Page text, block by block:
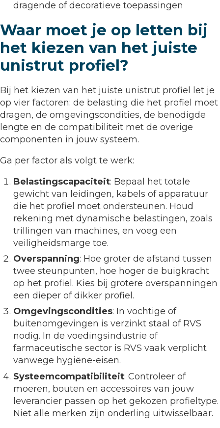
dragende of decoratieve toepassingen
Waar moet je op letten bij
het kiezen van het juiste
unistrut profiel?
Bij het kiezen van het juiste unistrut profiel let je
op vier factoren: de belasting die het profiel moet
dragen, de omgevingscondities, de benodigde
lengte en de compatibiliteit met de overige
componenten in jouw systeem.
Ga per factor als volgt te werk:
Belastingscapaciteit: Bepaal het totale
gewicht van leidingen, kabels of apparatuur
die het profiel moet ondersteunen. Houd
rekening met dynamische belastingen, zoals
trillingen van machines, en voeg een
veiligheidsmarge toe.
Overspanning: Hoe groter de afstand tussen
twee steunpunten, hoe hoger de buigkracht
op het profiel. Kies bij grotere overspanningen
een dieper of dikker profiel.
Omgevingscondities: In vochtige of
buitenomgevingen is verzinkt staal of RVS
nodig. In de voedingsindustrie of
farmaceutische sector is RVS vaak verplicht
vanwege hygiëne-eisen.
Systeemcompatibiliteit: Controleer of
moeren, bouten en accessoires van jouw
leverancier passen op het gekozen profieltype.
Niet alle merken zijn onderling uitwisselbaar.